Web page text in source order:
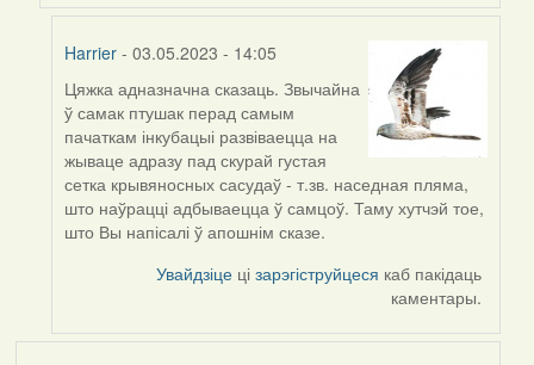
Harrier- 03.05.2023 - 14:05
In
reply
to
by
ZNR
Цяжка адназначна сказаць. Звычайна
ў самак птушак перад самым
пачаткам інкубацыі развіваецца на
жываце адразу пад скурай густая
сетка крывяносных сасудаў - т.зв. наседная пляма,
што наўрацці адбываецца ў самцоў. Таму хутчэй тое,
што Вы напісалі ў апошнім сказе.
Увайдзіце цізарэгіструйцеся каб пакідаць
каментары.